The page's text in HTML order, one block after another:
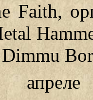
Faith,
апреле